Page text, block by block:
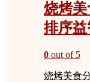
烧烤
排序
0 out of 5
烧烤美食